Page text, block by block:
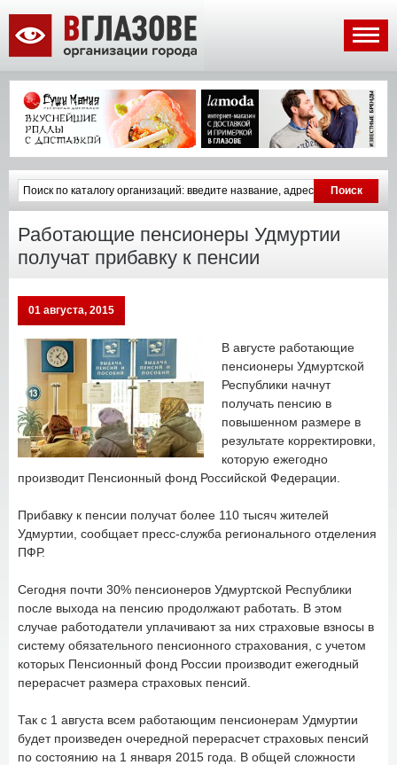
Работающие пенсионеры Удмуртии
получат прибавку к пенсии
01 августа, 2015
В августе работающие
пенсионеры Удмуртской
Республики начнут
получать пенсию в
повышенном размере в
результате корректировки,
которую ежегодно
производит Пенсионный фонд Российской Федерации.
Прибавку к пенсии получат более 110 тысяч жителей
Удмуртии, сообщает пресс-служба регионального отделения
ПФР.
Сегодня почти 30% пенсионеров Удмуртской Республики
после выхода на пенсию продолжают работать. В этом
случае работодатели уплачивают за них страховые взносы в
систему обязательного пенсионного страхования, с учетом
которых Пенсионный фонд России производит ежегодный
перерасчет размера страховых пенсий.
Так с 1 августа всем работающим пенсионерам Удмуртии
будет произведен очередной перерасчет страховых пенсий
по состоянию на 1 января 2015 года. В общей сложности